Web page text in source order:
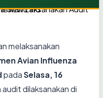
melaksanakan
Avian Influenza
padaSelasa, 16
dilaksanakan di